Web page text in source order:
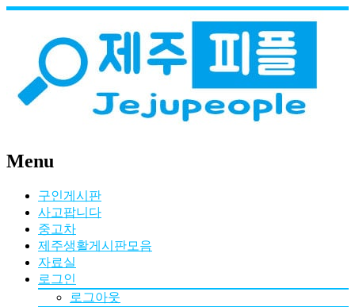
Menu
구인게시판
사고팝니다
중고차
제주생활게시판모음
자료실
로그인
로그아웃